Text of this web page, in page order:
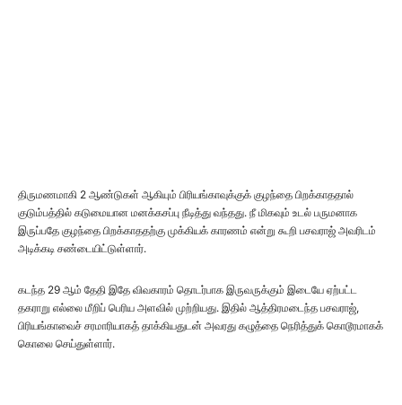
திருமணமாகி 2 ஆண்டுகள் ஆகியும் பிரியங்காவுக்குக் குழந்தை பிறக்காததால்
குடும்பத்தில் கடுமையான மனக்கசப்பு நீடித்து வந்தது. நீ மிகவும் உடல் பருமனாக
இருப்பதே குழந்தை பிறக்காததற்கு முக்கியக் காரணம் என்று கூறி பசவராஜ் அவரிடம்
அடிக்கடி சண்டையிட்டுள்ளார்.
கடந்த 29 ஆம் தேதி இதே விவகாரம் தொடர்பாக இருவருக்கும் இடையே ஏற்பட்ட
தகராறு எல்லை மீறிப் பெரிய அளவில் முற்றியது. இதில் ஆத்திரமடைந்த பசவராஜ்,
பிரியங்காவைச் சரமாரியாகத் தாக்கியதுடன் அவரது கழுத்தை நெரித்துக் கொடூரமாகக்
கொலை செய்துள்ளார்.